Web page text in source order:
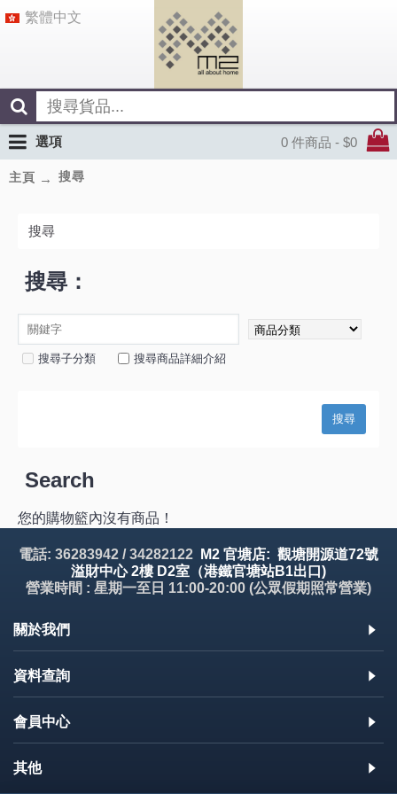
繁體中文
0 件商品 - $0
選項
主頁 搜尋
搜尋
搜尋：
搜尋子分類 搜尋商品詳細介紹
Search
您的購物籃內沒有商品！
電話: 36283942 / 34282122
M2 官塘店: 觀塘開源道72號
溢財中心 2樓 D2室（港鐵官塘站B1出口)
營業時間 : 星期一至日 11:00-20:00 (公眾假期照常營業)
關於我們
資料查詢
會員中心
其他